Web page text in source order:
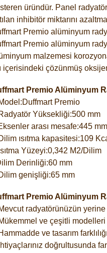
üründür. Panel
inhibitör miktarını
Premio alüminyum
Premio alüminyum
malzemesi
içerisindeki çözünmüş
Premio Alüminyum
Premio
Yüksekliği:500 mm
arası mesafe:445 mm
ısıtma kapasitesi:109
Yüzeyi:0,342 M2/Dilim
Derinliği:60 mm
genişliği:65 mm
Premio Alüminyum
radyatörünüzün
ve çeşitli
ve tasarım
doğrultusunda